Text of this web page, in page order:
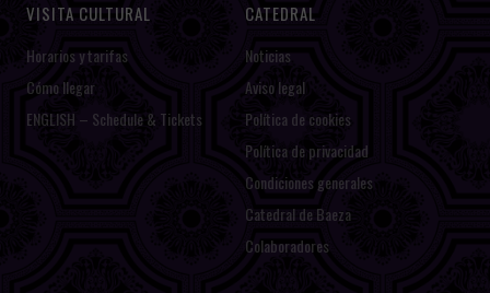
VISITA CULTURAL
Horarios y tarifas
Cómo llegar
ENGLISH – Schedule & Tickets
CATEDRAL
Noticias
Aviso legal
Política de cookies
Política de privacidad
Condiciones generales
Catedral de Baeza
Colaboradores